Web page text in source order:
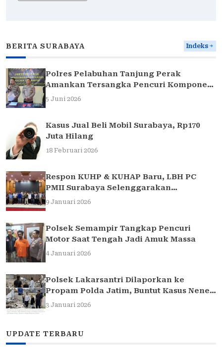
BERITA SURABAYA Indeks
Polres Pelabuhan Tanjung Perak
Amankan Tersangka Pencuri Komponen
Traffic Light di Surabaya
5 Juni 2026
Kasus Jual Beli Mobil Surabaya, Rp170
Juta Hilang
18 Februari 2026
Respon KUHP & KUHAP Baru, LBH PC
PMII Surabaya Selenggarakan
Sarasehan Hukum
9 Januari 2026
Polsek Semampir Tangkap Pencuri
Motor Saat Tengah Jadi Amuk Massa
4 Januari 2026
Polsek Lakarsantri Dilaporkan ke
Propam Polda Jatim, Buntut Kasus Nenek
Elina
3 Januari 2026
UPDATE TERBARU